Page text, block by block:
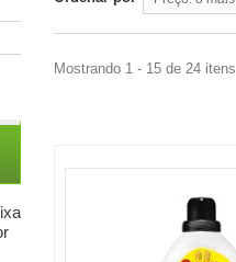
Mostrando 1 - 15 de 24 itens